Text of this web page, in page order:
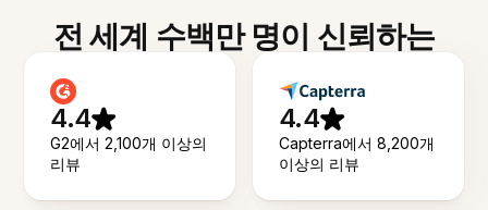
전 세계 수백만 명이 신뢰하는
4.4
G2에서 2,100개 이상의
리뷰
4.4
Capterra에서 8,200개
이상의 리뷰